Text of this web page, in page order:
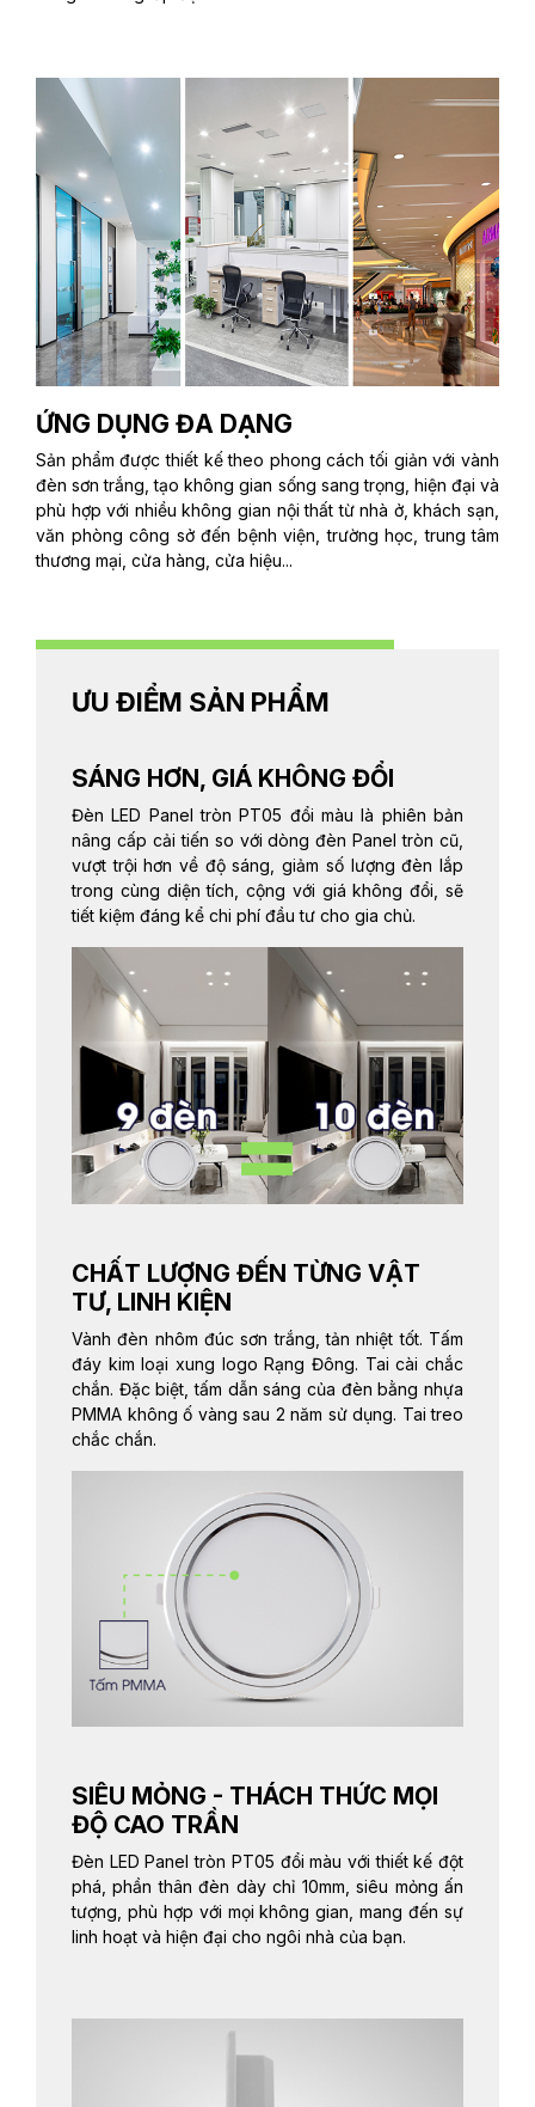
ỨNG DỤNG ĐA DẠNG
Sản phẩm được thiết kế theo phong cách tối giản với vành
đèn sơn trắng, tạo không gian sống sang trọng, hiện đại và
phù hợp với nhiều không gian nội thất từ nhà ở, khách sạn,
văn phòng công sở đến bệnh viện, trường học, trung tâm
thương mại, cửa hàng, cửa hiệu...
ƯU ĐIỂM SẢN PHẨM
SÁNG HƠN, GIÁ KHÔNG ĐỔI
Đèn LED Panel tròn PT05 đổi màu là phiên bản
nâng cấp cải tiến so với dòng đèn Panel tròn cũ,
vượt trội hơn về độ sáng, giảm số lượng đèn lắp
trong cùng diện tích, cộng với giá không đổi, sẽ
tiết kiệm đáng kể chi phí đầu tư cho gia chủ.
CHẤT LƯỢNG ĐẾN TỪNG VẬT
TƯ, LINH KIỆN
Vành đèn nhôm đúc sơn trắng, tản nhiệt tốt. Tấm
đáy kim loại xung logo Rạng Đông. Tai cài chắc
chắn. Đặc biệt, tấm dẫn sáng của đèn bằng nhựa
PMMA không ố vàng sau 2 năm sử dụng. Tai treo
chắc chắn.
SIÊU MỎNG - THÁCH THỨC MỌI
ĐỘ CAO TRẦN
Đèn LED Panel tròn PT05 đổi màu với thiết kế đột
phá, phần thân đèn dày chỉ 10mm, siêu mỏng ấn
tượng, phù hợp với mọi không gian, mang đến sự
linh hoạt và hiện đại cho ngôi nhà của bạn.